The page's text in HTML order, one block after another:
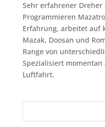
Sehr erfahrener
Programmieren
Erfahrung, arbeitet auf
Mazak, Doosan und
Range von
Spezialisiert
Luftfahrt.